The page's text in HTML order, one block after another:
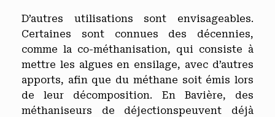
D’autres utilisations sont envisageables.
Certaines sont connues des décennies,
comme la co-méthanisation, qui consiste à
mettre les algues en ensilage, avec d’autres
apports, afin que du méthane soit émis lors
de leur décomposition. En Bavière, des
méthaniseurs de déjectionspeuvent déjà